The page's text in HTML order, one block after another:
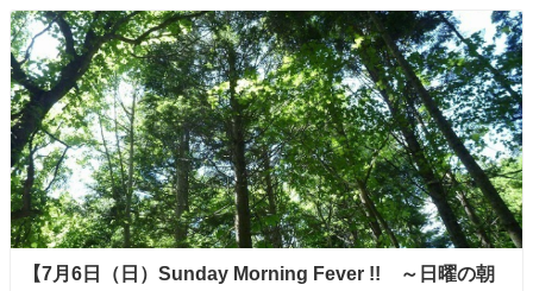
【7月6日（日）Sunday Morning Fever !! ～日曜の朝